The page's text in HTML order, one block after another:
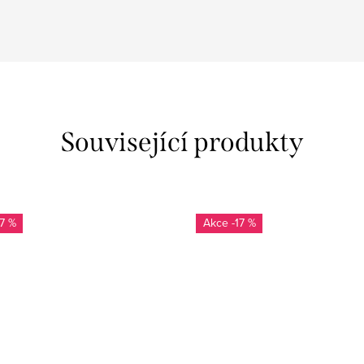
Související produkty
% -17 %